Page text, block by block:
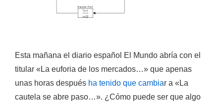
Esta mañana el diario español El Mundo abría con el
titular «La euforia de los mercados…» que apenas
unas horas después ha tenido que cambiar a «La
cautela se abre paso…». ¿Cómo puede ser que algo